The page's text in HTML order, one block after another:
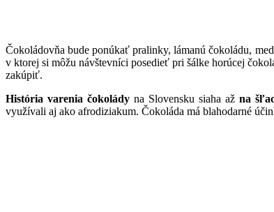
Čokoládovňa bude ponúkať pralinky, lámanú čokoládu,
v ktorej si môžu návštevníci posedieť pri šálke horúcej
zakúpiť.
História varenia čokolády na Slovensku siaha ažna
využívali aj ako afrodiziakum. Čokoláda má blahodarné